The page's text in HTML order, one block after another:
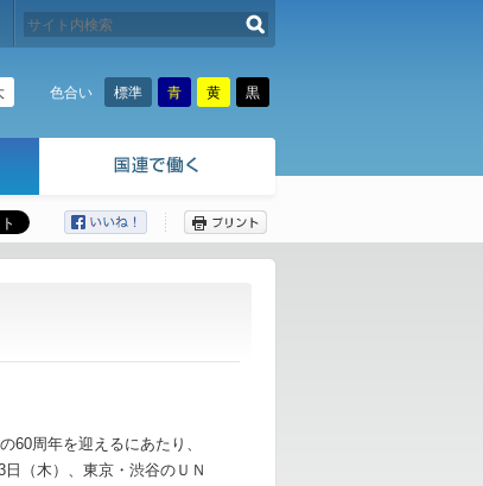
色合い 標準 青 黄 黒
60周年を迎えるにあたり、
（木）、東京・渋谷のＵＮ